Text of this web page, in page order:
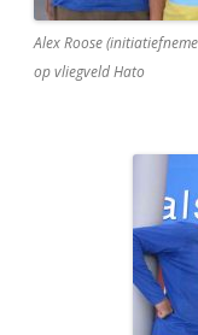
Alex Roose
op vliegveld Hato